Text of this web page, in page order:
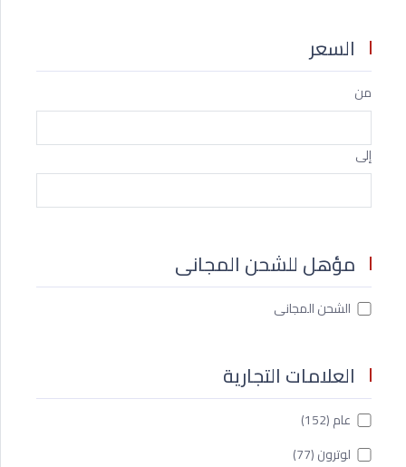
السعر
من
إلى
مؤهل للشحن المجانى
الشحن المجانى
العلامات التجارية
عام(152)
لوترون(77)